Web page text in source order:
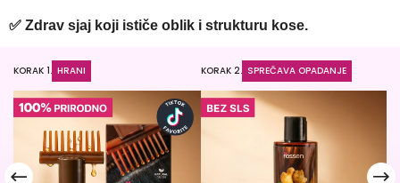
✅ Zdrav sjaj koji ističe oblik i strukturu kose.
KORAK 1. HRANI KORAK 2. SPREČAVA OPADANJE